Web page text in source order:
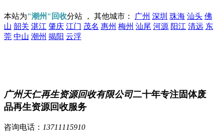
本站为"潮州"回收分站 ， 其他城市： 广州 深圳 珠海 汕头 佛
山 韶关 湛江 肇庆 江门 茂名 惠州 梅州 汕尾 河源 阳江 清远 东
莞 中山 潮州 揭阳 云浮
广州天仁再生资源回收有限公司二十年专注固体废
品再生资源回收服务
咨询电话： 13711115910